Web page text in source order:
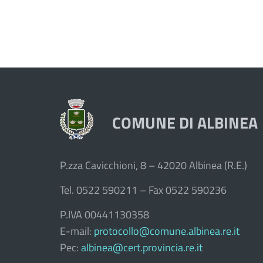
COMUNE DI ALBINEA
P.zza Cavicchioni, 8 – 42020 Albinea (R.E.)
Tel. 0522 590211 – Fax 0522 590236
P.IVA 00441130358
E-mail: protocollo@comune.albinea.re.it
Pec: albinea@cert.provincia.re.it